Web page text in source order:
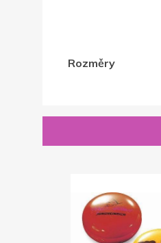
Rozměry